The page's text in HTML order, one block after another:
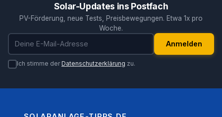
Solar-Updates ins Postfach
PV-Förderung, neue Tests, Preisbewegungen. Etwa 1x pro
Woche.
E-Mail-Adresse
Anmelden
Ich stimme derDatenschutzerklärung zu.